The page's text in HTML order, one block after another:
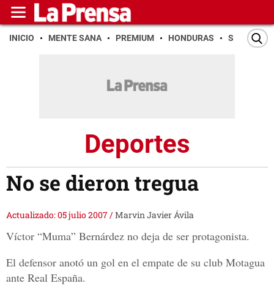
INICIO MENTE SANA PREMIUM HONDURAS SAN PEDRO
Deportes
No se dieron tregua
Actualizado: 05 julio 2007/Marvin Javier Ávila
Víctor “Muma” Bernárdez no deja de ser protagonista.
El defensor anotó un gol en el empate de su club Motagua
ante Real España.